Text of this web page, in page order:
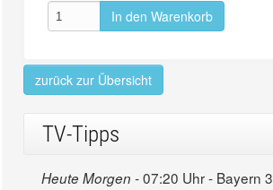
In den Warenkorb
zurück zur Übersicht
TV-Tipps
Heute Morgen -07:20 Uhr - Bayern 3